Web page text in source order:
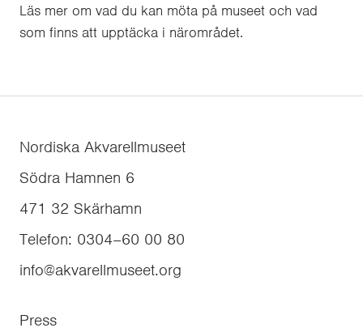
Läs mer om vad du kan möta på museet och vad
som finns att upptäcka i närområdet.
Nordiska Akvarellmuseet
Södra Hamnen 6
471 32 Skärhamn
Telefon: 0304–60 00 80
info@akvarellmuseet.org
Press